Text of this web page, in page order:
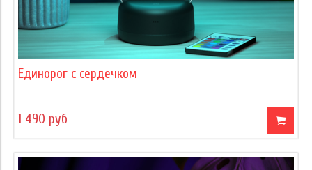
Единорог с сердечком
1 490 руб